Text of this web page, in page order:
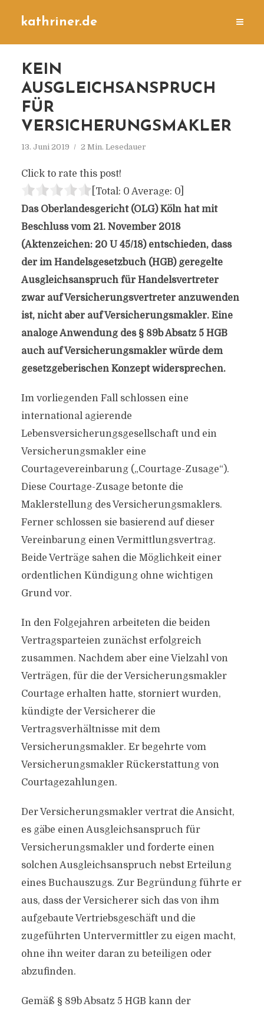
kathriner.de
KEIN
AUSGLEICHSANSPRUCH
FÜR
VERSICHERUNGSMAKLER
13. Juni 2019 2 Min. Lesedauer
Click to rate this post!
[Total: 0 Average: 0]
Das Oberlandesgericht (OLG) Köln hat mit
Beschluss vom 21. November 2018
(Aktenzeichen: 20 U 45/18) entschieden, dass
der im Handelsgesetzbuch (HGB) geregelte
Ausgleichsanspruch für Handelsvertreter
zwar auf Versicherungsvertreter anzuwenden
ist, nicht aber auf Versicherungsmakler. Eine
analoge Anwendung des § 89b Absatz 5 HGB
auch auf Versicherungsmakler würde dem
gesetzgeberischen Konzept widersprechen.
Im vorliegenden Fall schlossen eine
international agierende
Lebensversicherungsgesellschaft und ein
Versicherungsmakler eine
Courtagevereinbarung („Courtage-Zusage“).
Diese Courtage-Zusage betonte die
Maklerstellung des Versicherungsmaklers.
Ferner schlossen sie basierend auf dieser
Vereinbarung einen Vermittlungsvertrag.
Beide Verträge sahen die Möglichkeit einer
ordentlichen Kündigung ohne wichtigen
Grund vor.
In den Folgejahren arbeiteten die beiden
Vertragsparteien zunächst erfolgreich
zusammen. Nachdem aber eine Vielzahl von
Verträgen, für die der Versicherungsmakler
Courtage erhalten hatte, storniert wurden,
kündigte der Versicherer die
Vertragsverhältnisse mit dem
Versicherungsmakler. Er begehrte vom
Versicherungsmakler Rückerstattung von
Courtagezahlungen.
Der Versicherungsmakler vertrat die Ansicht,
es gäbe einen Ausgleichsanspruch für
Versicherungsmakler und forderte einen
solchen Ausgleichsanspruch nebst Erteilung
eines Buchauszugs. Zur Begründung führte er
aus, dass der Versicherer sich das von ihm
aufgebaute Vertriebsgeschäft und die
zugeführten Untervermittler zu eigen macht,
ohne ihn weiter daran zu beteiligen oder
abzufinden.
Gemäß § 89b Absatz 5 HGB kann der